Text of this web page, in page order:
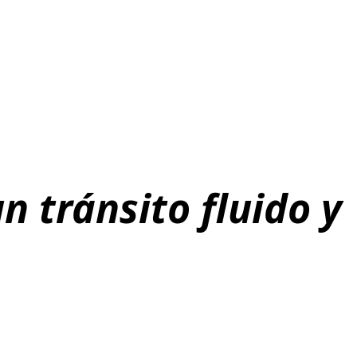
tránsito fluido y